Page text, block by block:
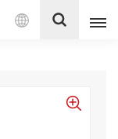
Español